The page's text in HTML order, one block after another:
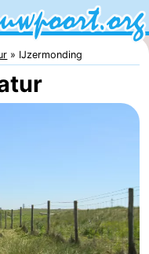
IJzermonding